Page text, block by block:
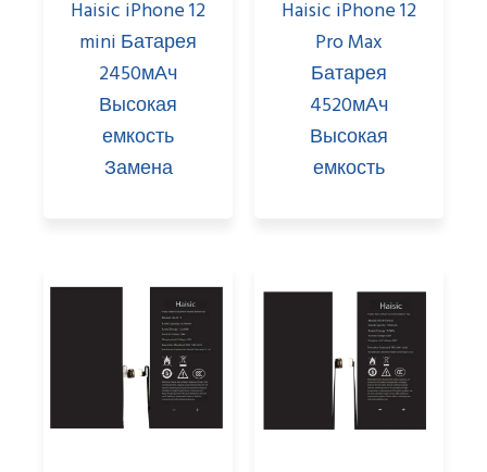
Haisic iPhone 12
mini Батарея
2450мАч
Высокая
емкость
Замена
Haisic iPhone 12
Pro Max
Батарея
4520мАч
Высокая
емкость